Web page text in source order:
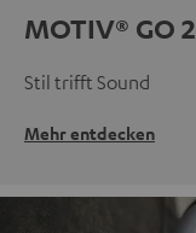
MOTIV® GO 2
Stil trifft Sound
Mehr entdecken